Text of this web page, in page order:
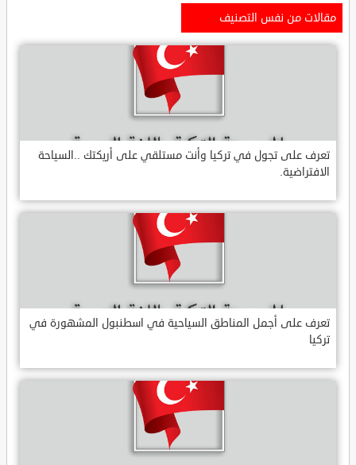
مقالات من نفس التصنيف
تعرف على تجول في تركيا وأنت مستلقي على أريكتك ..السياحة
الافتراضية.
تعرف على أجمل المناطق السياحية في اسطنبول المشهورة في
تركيا